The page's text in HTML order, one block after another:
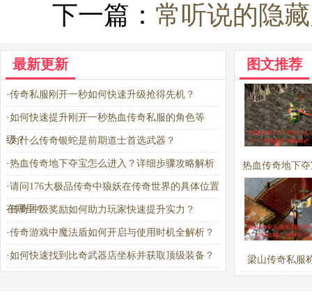
下一篇： 常听说的隐
最新更新
·传奇私服刚开一秒如何快速升级抢得先机？
·如何快速提升刚开一秒热血传奇私服的角色等
级？
·为什么传奇银蛇是前期道士首选武器？
·热血传奇地下夺宝怎么进入？详细步骤攻略解析
·请问176大极品传奇中狼妖在传奇世界的具体位置
在哪里？
·传奇冲级奖励如何助力玩家快速提升实力？
·传奇游戏中魔法盾如何开启与使用时机全解析？
·如何快速找到比奇武器店坐标并获取顶级装备？
图文推荐
热血传奇地下
进入？详细步
析
梁山传奇私服